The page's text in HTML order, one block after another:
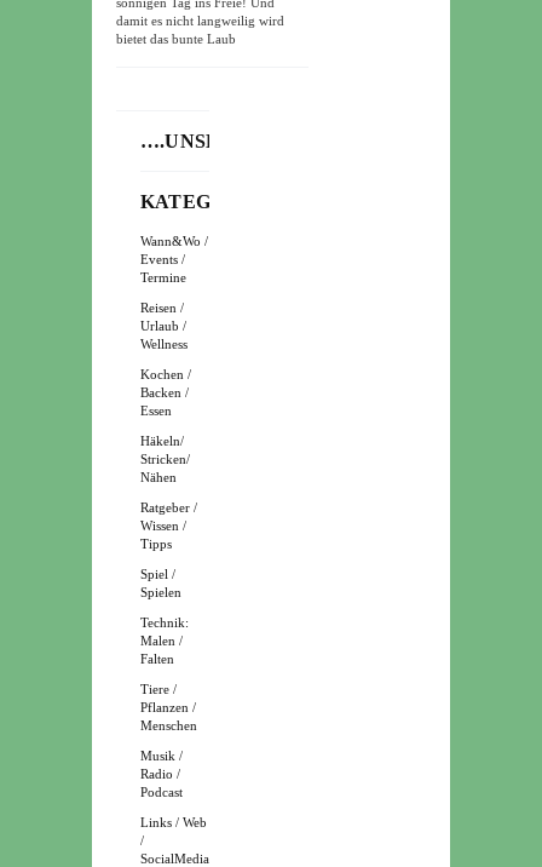
damit es nicht langweilig wird
bietet das bunte Laub
….UNSERE
KATEGORIEN
Wann&Wo /
Events /
Termine
Reisen /
Urlaub /
Wellness
Kochen /
Backen /
Essen
Häkeln/
Stricken/
Nähen
Ratgeber /
Wissen /
Tipps
Spiel /
Spielen
Technik:
Malen /
Falten
Tiere /
Pflanzen /
Menschen
Musik /
Radio /
Podcast
Links / Web
/
SocialMedia